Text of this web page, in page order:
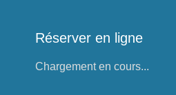
Réserver en ligne
Chargement en cours...